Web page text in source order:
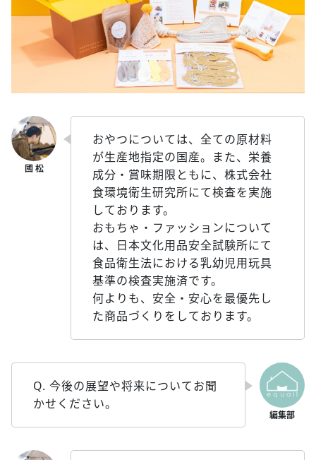
おやつについては、全ての原材料
が生産地指定の国産。また、栄養
成分・賞味期限ともに、株式会社
食環境衛生研究所にて検査を実施
しております。
おもちゃ・ファッションについて
は、日本文化用品安全試験所にて
食品衛生法における乳幼児用玩具
基準の検査実施済です。
何よりも、安全・安心を最優先し
た商品づくりをしております。
Q. 今後の展望や将来についてお聞
かせください。